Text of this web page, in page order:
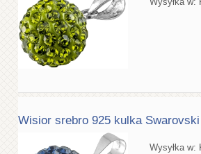
Wisior srebro 925 kulka
Wysyłka w: